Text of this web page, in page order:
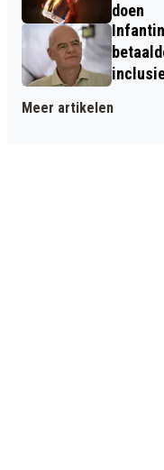
doen
Meer artikelen